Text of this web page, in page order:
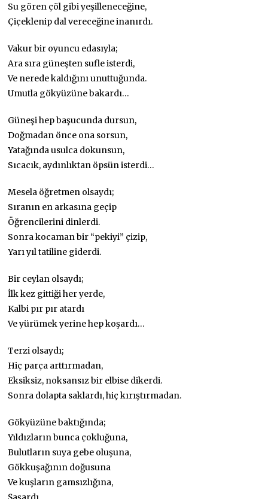
Su gören çöl gibi yeşilleneceğine,
Çiçeklenip dal vereceğine inanırdı.
Vakur bir oyuncu edasıyla;
Ara sıra güneşten sufle isterdi,
Ve nerede kaldığını unuttuğunda.
Umutla gökyüzüne bakardı…
Güneşi hep başucunda dursun,
Doğmadan önce ona sorsun,
Yatağında usulca dokunsun,
Sıcacık, aydınlıktan öpsün isterdi…
Mesela öğretmen olsaydı;
Sıranın en arkasına geçip
Öğrencilerini dinlerdi.
Sonra kocaman bir “pekiyi” çizip,
Yarı yıl tatiline giderdi.
Bir ceylan olsaydı;
İlk kez gittiği her yerde,
Kalbi pır pır atardı
Ve yürümek yerine hep koşardı…
Terzi olsaydı;
Hiç parça arttırmadan,
Eksiksiz, noksansız bir elbise dikerdi.
Sonra dolapta saklardı, hiç kırıştırmadan.
Gökyüzüne baktığında;
Yıldızların bunca çokluğuna,
Bulutların suya gebe oluşuna,
Gökkuşağının doğusuna
Ve kuşların gamsızlığına,